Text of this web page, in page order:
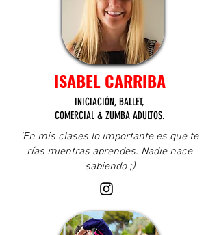
ISABEL CARRIBA
INICIACIÓN, BALLET,
COMERCIAL & ZUMBA ADULTOS.
'En mis clases lo importante es que te
rías mientras aprendes. Nadie nace
sabiendo ;)